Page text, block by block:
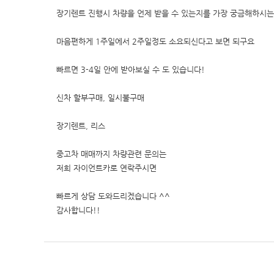
장기렌트 진행시 차량을 언제 받을 수 있는지를 가장 궁금해하시
마음편하게 1주일에서 2주일정도 소요되신다고 보면 되구요
빠르면 3-4일 안에 받아보실 수 도 있습니다!
신차 할부구매, 일시불구매
장기렌트, 리스
중고차 매매까지 차량관련 문의는
저희 자이언트카로 연락주시면
빠르게 상담 도와드리겠습니다 ^^
감사합니다!!